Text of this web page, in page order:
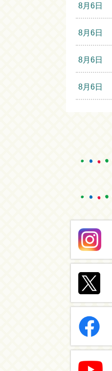
8月6日
8月6日
8月6日
8月6日